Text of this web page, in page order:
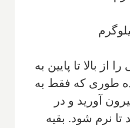
بالا تا پايين به
طوری كه فقط به
آوريد و در
نرم شود. بقيه